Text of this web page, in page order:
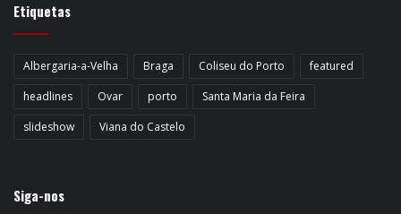
Etiquetas
Albergaria-a-Velha Braga Coliseu do Porto
featured
headlines
Ovar porto
Santa Maria da Feira
slideshow
Viana do Castelo
Siga-nos